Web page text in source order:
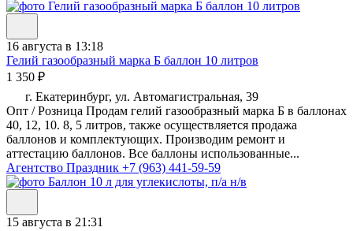
16 августа в 13:18
Гелий газообразный марка Б баллон 10 литров
1 350 ₽
г. Екатеринбург, ул. Автомагистральная, 39
Опт / Розница Продам гелий газообразный марка Б в баллонах
40, 12, 10. 8, 5 литров, также осуществляется продажа
баллонов и комплектующих. Производим ремонт и
аттестацию баллонов. Все баллоны использованные...
Агентство Праздник +7 (963) 441-59-59
15 августа в 21:31